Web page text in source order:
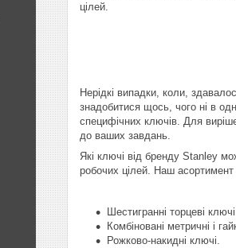
цілей.
Нерідкі випадки, коли,
знадобитися щось, чого ні в
специфічних ключів. Для
до ваших завдань.
Які ключі від бренду Stanley
робочих цілей. Наш
Шестигранні торцеві
Комбіновані метричні і
Рожково-накидні ключі.